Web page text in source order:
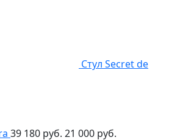
Стул Secret de
39 180 руб. 21 000 руб.